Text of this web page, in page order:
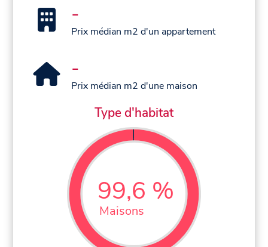
-
Prix médian m2 d'un appartement
-
Prix médian m2 d'une maison
Type d'habitat
99,6 %
Maisons